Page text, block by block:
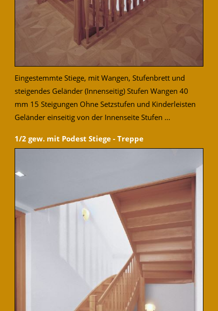
Eingestemmte Stiege, mit Wangen, Stufenbrett und
steigendes Geländer (Innenseitig) Stufen Wangen 40
mm 15 Steigungen Ohne Setzstufen und Kinderleisten
Geländer einseitig von der Innenseite Stufen ...
1/2 gew. mit Podest Stiege - Treppe